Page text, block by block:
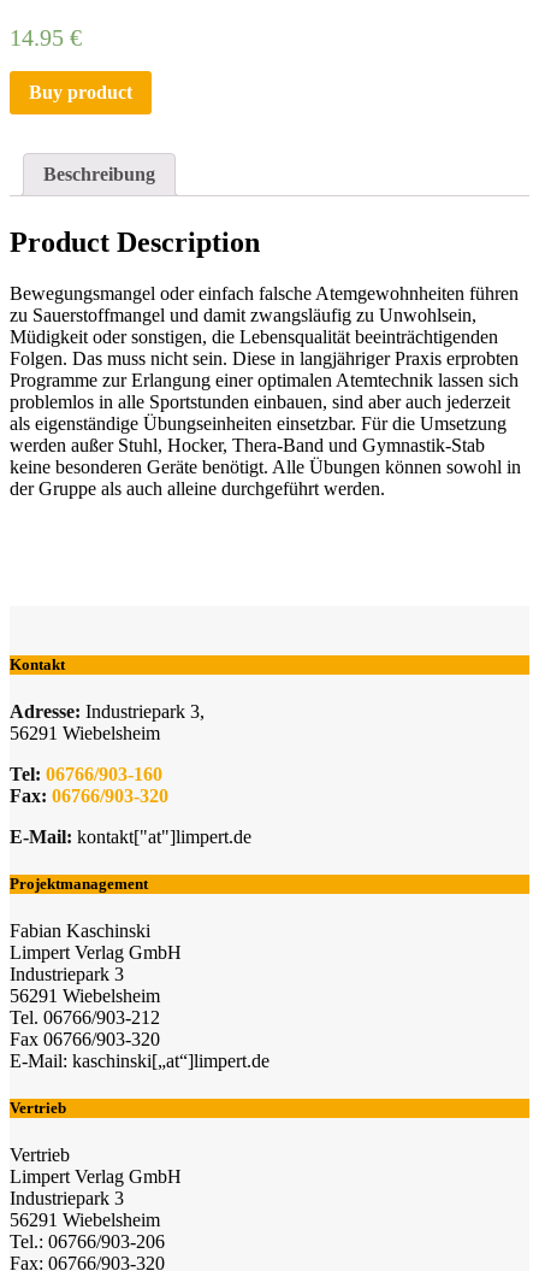
14.95 €
Buy product
Beschreibung
Product Description
Bewegungsmangel oder einfach falsche Atemgewohnheiten führen
zu Sauerstoffmangel und damit zwangsläufig zu Unwohlsein,
Müdigkeit oder sonstigen, die Lebensqualität beeinträchtigenden
Folgen. Das muss nicht sein. Diese in langjähriger Praxis erprobten
Programme zur Erlangung einer optimalen Atemtechnik lassen sich
problemlos in alle Sportstunden einbauen, sind aber auch jederzeit
als eigenständige Übungseinheiten einsetzbar. Für die Umsetzung
werden außer Stuhl, Hocker, Thera-Band und Gymnastik-Stab
keine besonderen Geräte benötigt. Alle Übungen können sowohl in
der Gruppe als auch alleine durchgeführt werden.
Kontakt
Adresse: Industriepark 3,
56291 Wiebelsheim
Tel: 06766/903-160
Fax: 06766/903-320
E-Mail: kontakt["at"]limpert.de
Projektmanagement
Fabian Kaschinski
Limpert Verlag GmbH
Industriepark 3
56291 Wiebelsheim
Tel. 06766/903-212
Fax 06766/903-320
E-Mail: kaschinski[„at“]limpert.de
Vertrieb
Vertrieb
Limpert Verlag GmbH
Industriepark 3
56291 Wiebelsheim
Tel.: 06766/903-206
Fax: 06766/903-320